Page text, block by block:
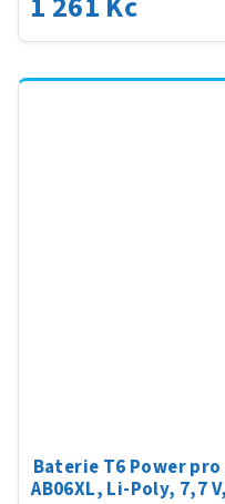
Baterie T6 Power
AB06XL, Li-Poly, 7,7